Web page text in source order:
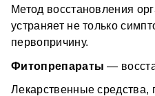
✔ Можно
и подходами
✔ Возрастных
медальонов нет
✔ Точечное направление
Как использовать?
Метод восстановления
устраняет не только
первопричину.
Фитопрепараты —
Лекарственные средства,